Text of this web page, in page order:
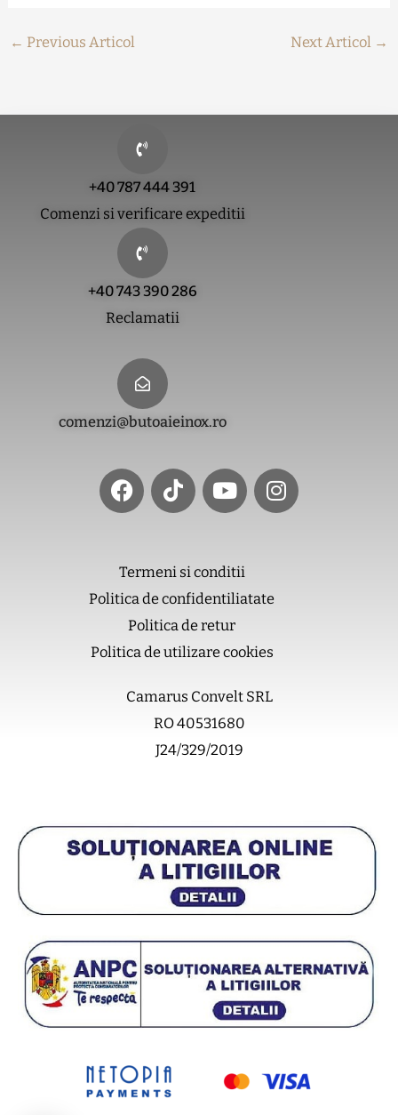
← Previous Articol Next Articol →
+40 787 444 391
Comenzi si verificare expeditii
+40 743 390 286
Reclamatii
comenzi@butoaieinox.ro
a
c
e
o
o
k
i
k
t
k
o
u
t
b
e
n
s
t
Termeni si conditii
Politica de confidentiliatate
Politica de retur
Politica de utilizare cookies
Camarus Convelt SRL
RO 40531680
J24/329/2019